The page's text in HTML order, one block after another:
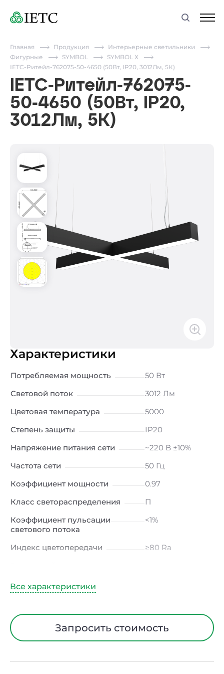
Главная Продукция
Интерьерные светильники
Фигурные
SYMBOL
SYMBOL X
IETC-Ритейл-762075-50-4650 (50Вт, IP20, 3012Лм, 5К)
IETC-Ритейл-762075-
50-4650 (50Вт, IP20,
3012Лм, 5К)
Характеристики
Потребляемая мощность
50 Вт
Световой поток
3012 Лм
Цветовая температура
5000
Степень защиты
IP20
Напряжение питания сети
~220 В ±10%
Частота сети
50 Гц
Коэффициент мощности
0.97
Класс светораспределения
П
Коэффициент пульсации
светового потока
<1%
Индекс цветопередачи
≥80 Ra
Угол рассеивания
Диапазон рабочих
температурЗапросить стоимость